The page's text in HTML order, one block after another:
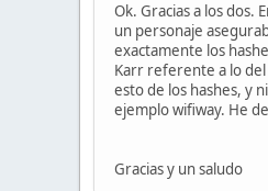
Ok. Gracias a los dos.
un personaje
exactamente los
Karr referente a lo
esto de los hashes, y
ejemplo wifiway. He
Gracias y un saludo